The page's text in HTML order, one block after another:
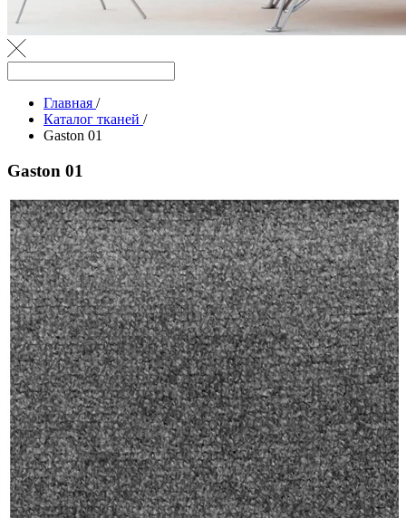
Главная /
Каталог тканей /
Gaston 01
Gaston 01